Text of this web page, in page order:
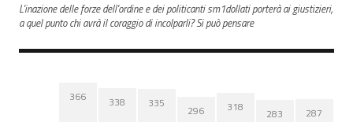
L'inazione delle forze dell'ordine e dei politicanti sm1dollati porterà ai giustizieri,
a quel punto chi avrà il coraggio di incolparli? Si può pensare
366 338 335
296 318 283 287